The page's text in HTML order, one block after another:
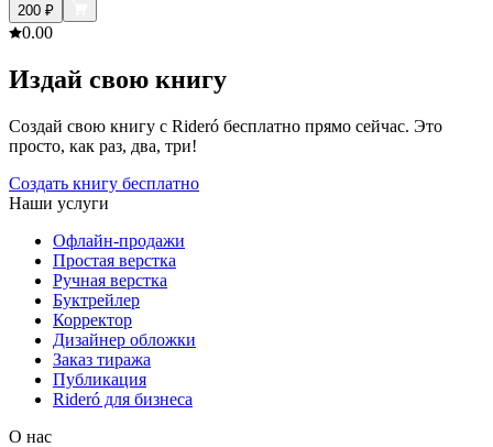
200 ₽
0.00
Издай свою книгу
Создай свою книгу с Rideró бесплатно прямо сейчас. Это
просто, как раз, два, три!
Создать книгу бесплатно
Наши услуги
Офлайн-продажи
Простая верстка
Ручная верстка
Буктрейлер
Корректор
Дизайнер обложки
Заказ тиража
Публикация
Rideró для бизнеса
О нас